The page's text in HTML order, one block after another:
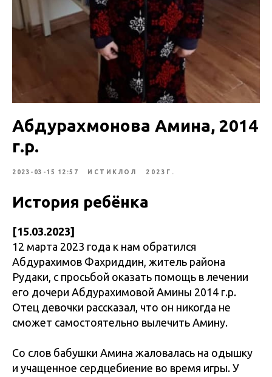
Абдурахмонова Амина, 2014
г.р.
2023-03-15 12:57 ИСТИКЛОЛ 2023Г.
История ребёнка
[15.03.2023]
12 марта 2023 года к нам обратился
Абдурахимов Фахриддин, житель района
Рудаки, с просьбой оказать помощь в лечении
его дочери Абдурахимовой Амины 2014 г.р.
Отец девочки рассказал, что он никогда не
сможет самостоятельно вылечить Амину.
Со слов бабушки Амина жаловалась на одышку
и учащенное сердцебиение во время игры. У